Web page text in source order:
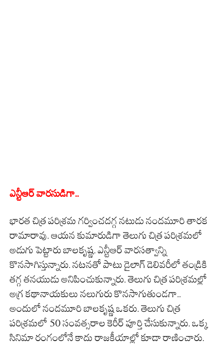
ఎన్టీఆర్ వారసుడిగా..
భారత చిత్ర పరిశ్రమ గర్వించదగ్గ నటుడు నందమూరి తారక
రామారావు. ఆయన కుమారుడిగా తెలుగు చిత్ర పరిశ్రమలో
అడుగు పెట్టారు బాలకృష్ణ. ఎన్టీఆర్ వారసత్వాన్ని
కొనసాగిస్తున్నారు. నటనతో పాటు డైలాగ్ డెలివరీలో తండ్రికి
తగ్గ తనయుడు అనిపించుకున్నారు. తెలుగు చిత్ర పరిశ్రమల్లో
అగ్ర కథానాయకులు నలుగురు కొనసాగుతుండగా..
అందులో నందమూరి బాలకృష్ణ ఒకరు. తెలుగు చిత్ర
పరిశ్రమలో 50 సంవత్సరాల కెరీర్ పూర్తి చేసుకున్నారు. ఒక్క
సినిమా రంగంలోనే కాదు రాజకీయాల్లో కూడా రాణించారు.